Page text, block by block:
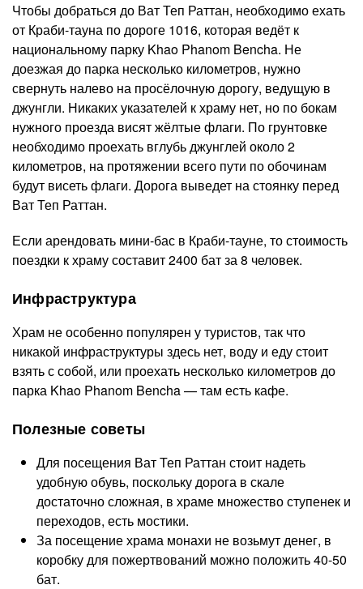
Чтобы добраться до Ват Теп Раттан, необходимо ехать
от Краби-тауна по дороге 1016, которая ведёт к
национальному парку Khao Phanom Bencha. Не
доезжая до парка несколько километров, нужно
свернуть налево на просёлочную дорогу, ведущую в
джунгли. Никаких указателей к храму нет, но по бокам
нужного проезда висят жёлтые флаги. По грунтовке
необходимо проехать вглубь джунглей около 2
километров, на протяжении всего пути по обочинам
будут висеть флаги. Дорога выведет на стоянку перед
Ват Теп Раттан.
Если арендовать мини-бас в Краби-тауне, то стоимость
поездки к храму составит 2400 бат за 8 человек.
Инфраструктура
Храм не особенно популярен у туристов, так что
никакой инфраструктуры здесь нет, воду и еду стоит
взять с собой, или проехать несколько километров до
парка Khao Phanom Bencha — там есть кафе.
Полезные советы
Для посещения Ват Теп Раттан стоит надеть
удобную обувь, поскольку дорога в скале
достаточно сложная, в храме множество ступенек и
переходов, есть мостики.
За посещение храма монахи не возьмут денег, в
коробку для пожертвований можно положить 40-50
бат.